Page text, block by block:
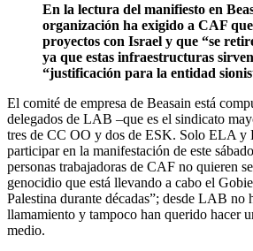
En la lectura del manifiesto en
organización ha exigido a CAF
proyectos con Israel y que “se
ya que estas infraestructuras
“justificación para la entidad
El comité de empresa de Beasain está
delegados de LAB –que es el sindicato
tres de CC OO y dos de ESK. Solo ELA y
participar en la manifestación de este
personas trabajadoras de CAF no quieren
genocidio que está llevando a cabo el
Palestina durante décadas”; desde LAB no
llamamiento y tampoco han querido hacer
medio.